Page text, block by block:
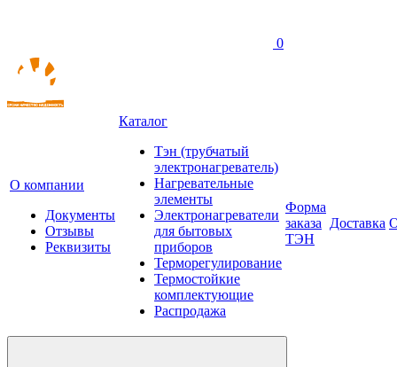
0
О компании
Документы
Отзывы
Реквизиты
Каталог
Тэн (трубчатый
электронагреватель)
Нагревательные
элементы
Электронагреватели
для бытовых
приборов
Терморегулирование
Термостойкие
комплектующие
Распродажа
Форма
заказа
ТЭН
Доставка